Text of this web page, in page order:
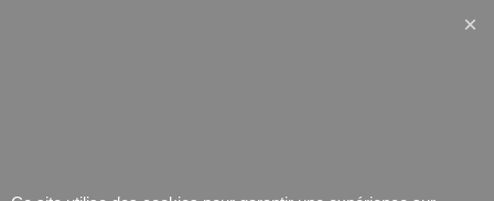
chaussures d'interventions